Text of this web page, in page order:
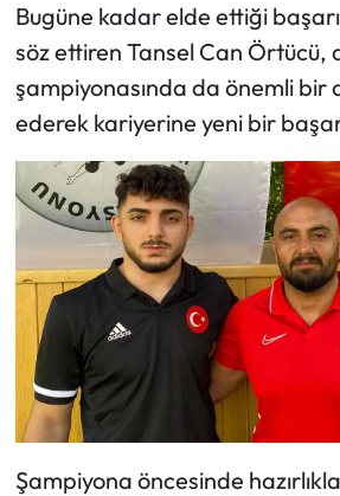
Bugüne kadar elde ettiği
söz ettiren Tansel Can Örtücü,
şampiyonasında da önemli bir
ederek kariyerine yeni bir
Şampiyona öncesinde
Oğuzlar Haberleri
Ortaköy Haberleri
Osmancık Haberleri
Otomotiv
Resmi İlan
Resmi Reklam
Sağlık
Siyaset